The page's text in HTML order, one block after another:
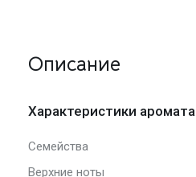
Описание
Характеристики аромата
Семейства
Верхние ноты